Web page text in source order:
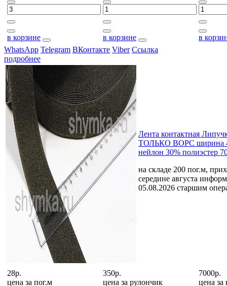
в корзине в корзине
в
WhatsApp Telegram ВКонтакте Viber Ссылка
подробнее
Лента контактная
ТОЛЬКО ВОРС ширина
нейлон 30% полиэстер
на складе 200 пог.м,
середине августа
05.08.2026 старшим
28р.
цена за пог.м
350р.
цена за рулончик
7000р.
цена за